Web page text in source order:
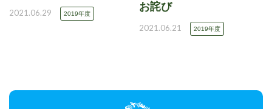
2021.06.29 2019年度
お詫び
2021.06.21 2019年度